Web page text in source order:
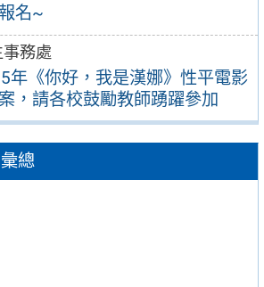
名~
事務處
年《你好，我是漢娜》性平電影
，請各校鼓勵教師踴躍參加
總